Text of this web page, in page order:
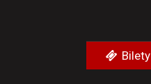
Bilety